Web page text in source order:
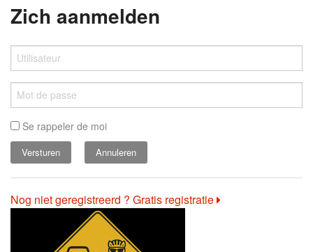
Zich aanmelden
Se rappeler de moi
Annuleren
Nog niet geregistreerd ? Gratis registratie